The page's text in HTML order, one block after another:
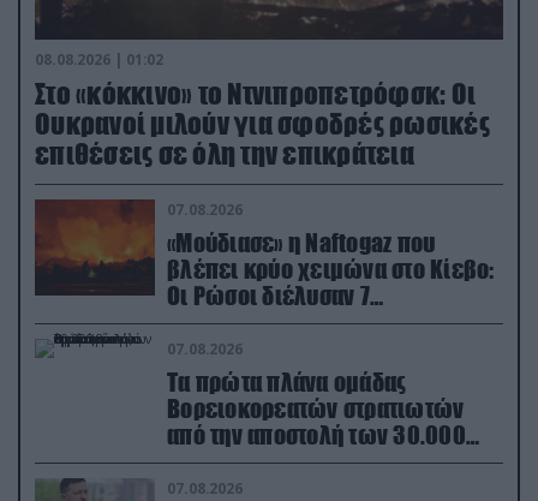
08.08.2026 | 01:02
Στο «κόκκινο» το Ντνιπροπετρόφσκ: Οι
Ουκρανοί μιλούν για σφοδρές ρωσικές
επιθέσεις σε όλη την επικράτεια
07.08.2026
«Μούδιασε» η Naftogaz που
βλέπει κρύο χειμώνα στο Κίεβο:
Οι Ρώσοι διέλυσαν 7
εγκαταστάσεις του ουκρανικού
κολοσσού!
07.08.2026
Τα πρώτα πλάνα ομάδας
Βορειοκορεατών στρατιωτών
από την αποστολή των 30.000
που έφτασαν στη Ρωσία (βίντεο)
07.08.2026